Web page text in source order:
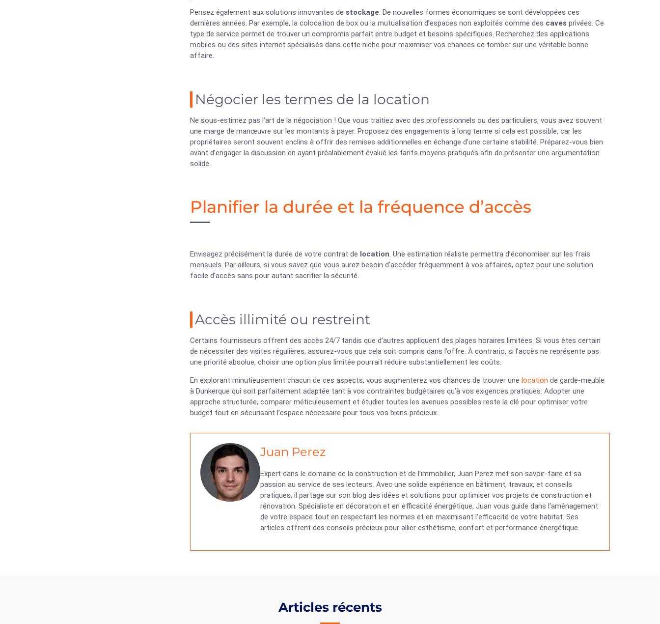
Pensez également aux solutions innovantes de stockage. De nouvelles formes économiques se sont développées ces
dernières années. Par exemple, la colocation de box ou la mutualisation d’espaces non exploités comme des caves privées. Ce
type de service permet de trouver un compromis parfait entre budget et besoins spécifiques. Recherchez des applications
mobiles ou des sites internet spécialisés dans cette niche pour maximiser vos chances de tomber sur une véritable bonne
affaire.
Négocier les termes de la location
Ne sous-estimez pas l’art de la négociation ! Que vous traitiez avec des professionnels ou des particuliers, vous avez souvent
une marge de manœuvre sur les montants à payer. Proposez des engagements à long terme si cela est possible, car les
propriétaires seront souvent enclins à offrir des remises additionnelles en échange d’une certaine stabilité. Préparez-vous bien
avant d’engager la discussion en ayant préalablement évalué les tarifs moyens pratiqués afin de présenter une argumentation
solide.
Planifier la durée et la fréquence d’accès
Envisagez précisément la durée de votre contrat de location. Une estimation réaliste permettra d’économiser sur les frais
mensuels. Par ailleurs, si vous savez que vous aurez besoin d’accéder fréquemment à vos affaires, optez pour une solution
facile d’accès sans pour autant sacrifier la sécurité.
Accès illimité ou restreint
Certains fournisseurs offrent des accès 24/7 tandis que d’autres appliquent des plages horaires limitées. Si vous êtes certain
de nécessiter des visites régulières, assurez-vous que cela soit compris dans l’offre. À contrario, si l’accès ne représente pas
une priorité absolue, choisir une option plus limitée pourrait réduire substantiellement les coûts.
En explorant minutieusement chacun de ces aspects, vous augmenterez vos chances de trouver une location de garde-meuble
à Dunkerque qui soit parfaitement adaptée tant à vos contraintes budgétaires qu’à vos exigences pratiques. Adopter une
approche structurée, comparer méticuleusement et étudier toutes les avenues possibles reste la clé pour optimiser votre
budget tout en sécurisant l’espace nécessaire pour tous vos biens précieux.
Juan Perez
Expert dans le domaine de la construction et de l’immobilier, Juan Perez met son savoir-faire et sa
passion au service de ses lecteurs. Avec une solide expérience en bâtiment, travaux, et conseils
pratiques, il partage sur son blog des idées et solutions pour optimiser vos projets de construction et
rénovation. Spécialiste en décoration et en efficacité énergétique, Juan vous guide dans l’aménagement
de votre espace tout en respectant les normes et en maximisant l’efficacité de votre habitat. Ses
articles offrent des conseils précieux pour allier esthétisme, confort et performance énergétique.
Articles récents